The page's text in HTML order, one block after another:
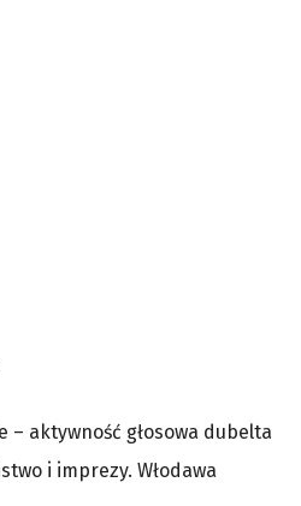
– aktywność głosowa dubelta
i imprezy. Włodawa